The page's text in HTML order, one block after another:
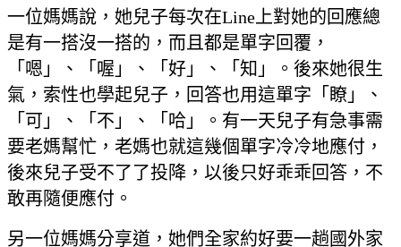
一位媽媽說，她兒子每次在Line上對她的回應總
是有一搭沒一搭的，而且都是單字回覆，
「嗯」、「喔」、「好」、「知」。後來她很生
氣，索性也學起兒子，回答也用這單字「瞭」、
「可」、「不」、「哈」。有一天兒子有急事需
要老媽幫忙，老媽也就這幾個單字冷冷地應付，
後來兒子受不了了投降，以後只好乖乖回答，不
敢再隨便應付。
另一位媽媽分享道，她們全家約好要一趟國外家